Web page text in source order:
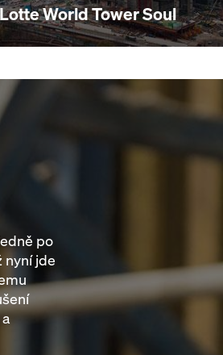
Lotte World Tower Soul
po
nyní jde